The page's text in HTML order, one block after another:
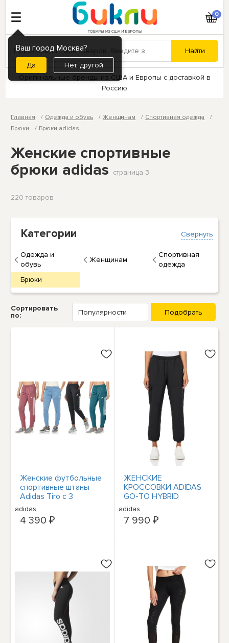
Ваш город Москва?
Нет, другой
0
Оригинальные бренды из США и Европы с доставкой в
Россию
Главная Одежда и обувь Женщинам
Спортивная одежда
Брюки
Брюки adidas
Женские спортивные
брюки adidas страница 3
220 товаров
Свернуть
Категории
Одежда и
обувь
Женщинам
Спортивная
одежда
Брюки
Сортировать
по:
Женские футбольные
спортивные штаны
Adidas Tiro с 3
полосками, различные
цвета
adidas
4 390 ₽
ЖЕНСКИЕ
КРОССОВКИ ADIDAS
GO-TO HYBRID
JOGGER - РАЗМЕР:
ЖЕНСКИЙ L - ЧЕРНЫЙ
adidas
7 990 ₽